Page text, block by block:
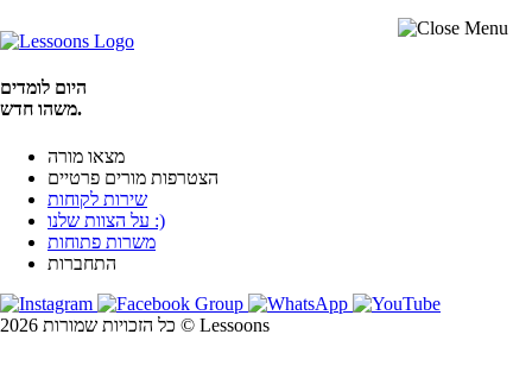
היום לומדים
משהו חדש.
מצאו מורה
הצטרפות מורים פרטיים
שירות לקוחות
על הצוות שלנו :)
משרות פתוחות
התחברות
כל הזכויות שמורות 2026 © Lessoons